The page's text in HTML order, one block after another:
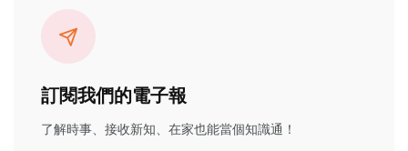
訂閱我們的電子報
了解時事、接收新知、在家也能當個知識通！